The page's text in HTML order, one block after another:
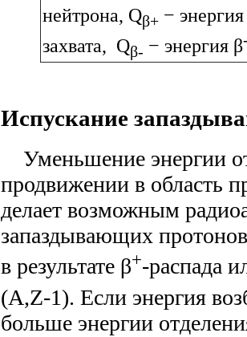
нейтрона, Qβ+ −
захвата, Qβ- − энергия β
Испускание
Уменьшение энергии
продвижении в область
делает возможным
запаздывающих
в результате β+-распада
(A,Z-1). Если энергия
больше энергии